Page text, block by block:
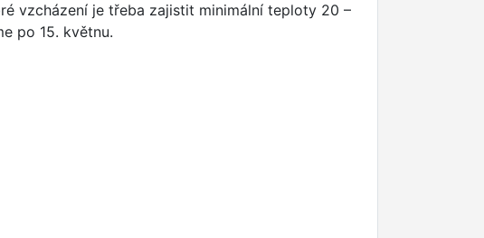
vzcházení je třeba zajistit minimální teploty 20 –
po 15. květnu.